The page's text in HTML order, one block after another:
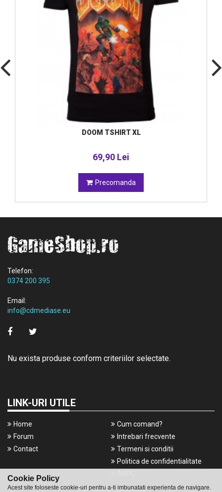
Cookie Policy
Acest site foloseste cookie-uri pentru a-ti imbunatati experienta de navigare.
DOOM TSHIRT XL
69,90 Lei
Precomanda
Telefon:
0374 200 395
Email:
info@cdmediase.eu
Nu exista produse conform criteriilor selectate.
LINK-URI UTILE
Home
Forum
Contact
Cum comand?
Intrebari frecvente
Termeni si conditii
Politica de confidentialitate